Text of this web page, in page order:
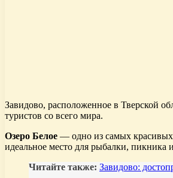
Завидово, расположенное в Тверской
туристов со всего мира.
Озеро Белое — одно из самых красивых
идеальное место для рыбалки, пикника
Читайте также: Завидово: